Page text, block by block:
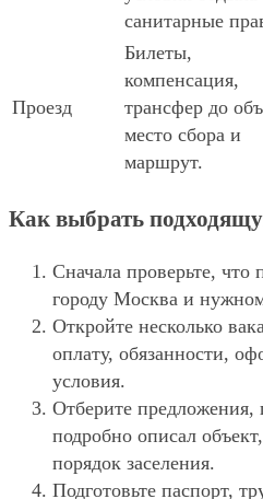
санитарные
Проезд
Билеты,
компенсация,
трансфер до
место сбора и
маршрут.
Как выбрать
Сначала проверьте, что
городу Москва и
Откройте несколько
оплату, обязанности,
условия.
Отберите предложения,
подробно описал
порядок заселения.
Подготовьте паспорт,